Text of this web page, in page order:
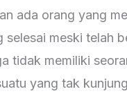
ada orang yang
meski telah
tidak memiliki
yang tak